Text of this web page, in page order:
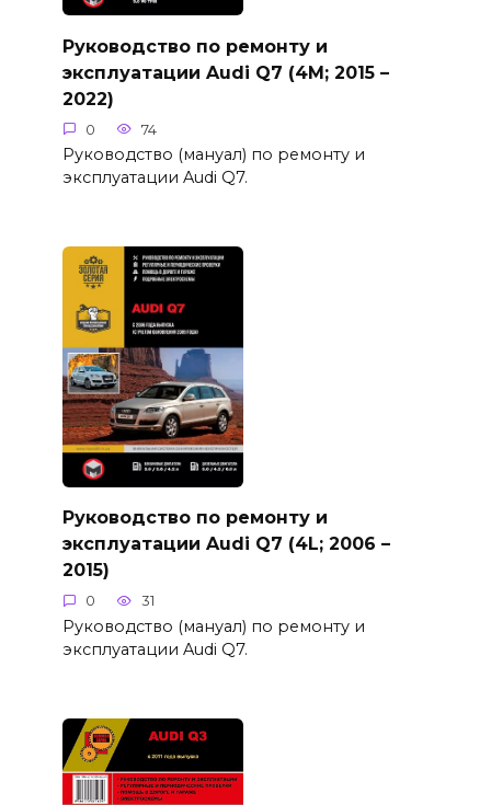
Руководство по ремонту и
эксплуатации Audi Q7 (4M; 2015 –
2022)
0 74
Руководство (мануал) по ремонту и
эксплуатации Audi Q7.
Руководство по ремонту и
эксплуатации Audi Q7 (4L; 2006 –
2015)
0 31
Руководство (мануал) по ремонту и
эксплуатации Audi Q7.